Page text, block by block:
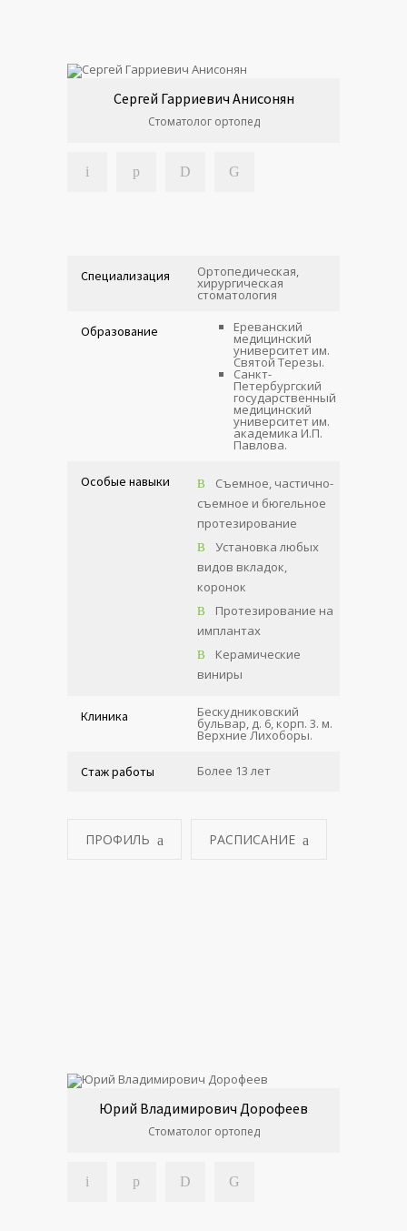
Сергей Гарриевич Анисонян
Стоматолог ортопед
Специализация Ортопедическая,
хирургическая
стоматология
Образование Ереванский
медицинский
университет им.
Святой Терезы.
Санкт-
Петербургский
государственный
медицинский
университет им.
академика И.П.
Павлова.
Особые навыки
Съемное, частично-
съемное и бюгельное
протезирование
Установка любых
видов вкладок,
коронок
Протезирование на
имплантах
Керамические
виниры
Клиника Бескудниковский
бульвар, д. 6, корп. 3. м.
Верхние Лихоборы.
Стаж работы Более 13 лет
ПРОФИЛЬ РАСПИСАНИЕ
Юрий Владимирович Дорофеев
Стоматолог ортопед